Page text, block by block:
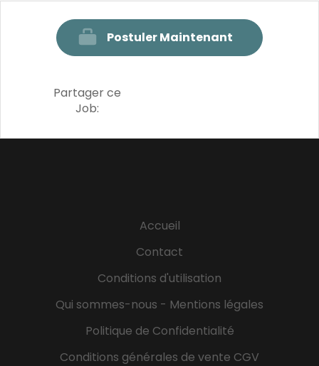
Postuler Maintenant
Partager ce
Job:
Accueil
Contact
Conditions d'utilisation
Qui sommes-nous - Mentions légales
Politique de Confidentialité
Conditions générales de vente CGV